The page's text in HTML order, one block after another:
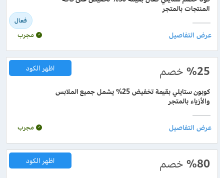
فعال
المنتجات بالمتجر
مجرب
%25 خصم
كوبون ستايلي بقيمة تخفيض 25% يشمل جميع الملابس
والأزياء بالمتجر
اظهر الكود
مجرب
%80 خصم اظهر الكود